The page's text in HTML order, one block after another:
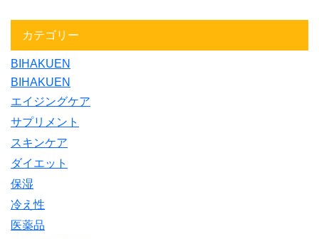
カテゴリー
BIHAKUEN
BIHAKUEN
エイジングケア
サプリメント
スキンケア
ダイエット
保湿
冷え性
医薬品